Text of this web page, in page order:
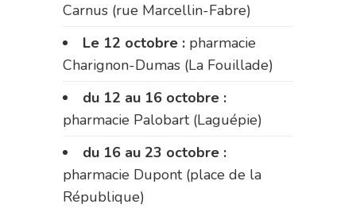
Carnus (rue Marcellin-Fabre)
Le 12 octobre : pharmacie
Charignon-Dumas (La Fouillade)
du 12 au 16 octobre :
pharmacie Palobart (Laguépie)
du 16 au 23 octobre :
pharmacie Dupont (place de la
République)